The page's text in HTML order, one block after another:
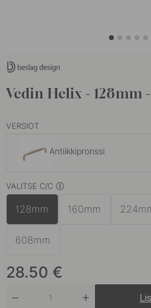
Vedin Helix -
VERSIOT
Antiikkipronssi
Mattamusta
Messinki
Ruostumaton Terässävy
Tumma Pronssi
VALITSE C/C
128mm 160mm
608mm
28.50 €